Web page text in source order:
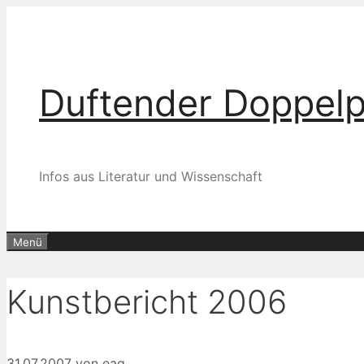
Duftender
Infos aus Literatur und Wissenschaft
Menü
Kunstbericht 2006